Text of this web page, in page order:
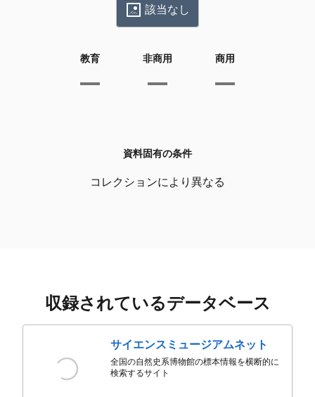
該当なし
教育 非商用 商用
資料固有の条件
コレクションにより異なる
収録されているデータベース
サイエンスミュージアムネット
全国の自然史系博物館の標本情報を横断的に
検索するサイト